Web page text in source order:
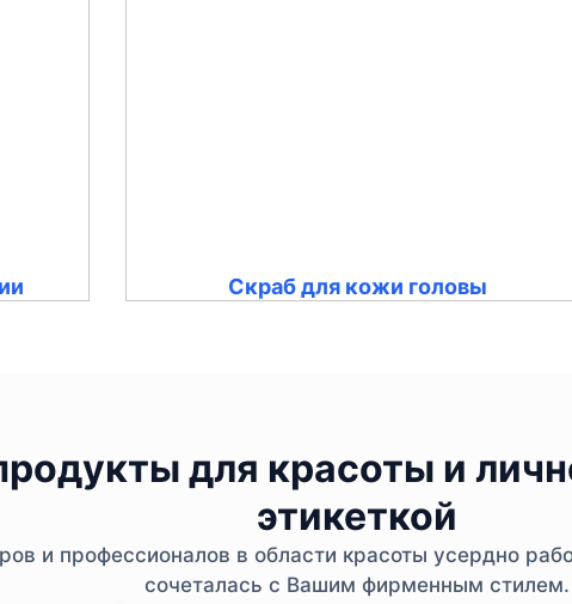
Скраб для кожи головы
для красоты и
этикеткой
и профессионалов в области красоты усердно
сочеталась с Вашим фирменным стилем.